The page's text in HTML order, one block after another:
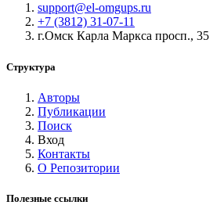
support@el-omgups.ru
+7 (3812) 31-07-11
г.Омск Карла Маркса просп., 35
Структура
Авторы
Публикации
Поиск
Вход
Контакты
О Репозитории
Полезные ссылки